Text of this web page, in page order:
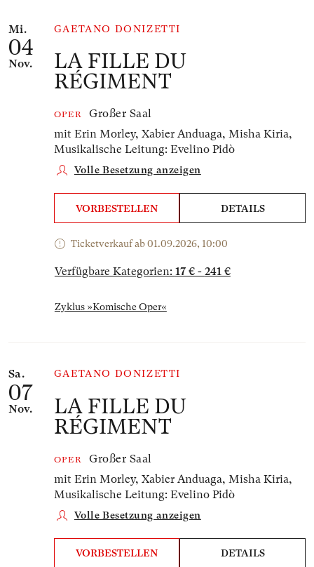
Mi.
04
Nov.
GAETANO DONIZETTI
LA FILLE DU
RÉGIMENT
OPER
Großer Saal
mit Erin Morley, Xabier Anduaga, Misha Kiria,
Musikalische Leitung: Evelino Pidò
Volle Besetzung anzeigen
VORBESTELLEN DETAILS
Ticketverkauf ab 01.09.2026, 10:00
Verfügbare Kategorien: 17 € - 241 €
Zyklus »Komische Oper«
Sa.
07
Nov.
GAETANO DONIZETTI
LA FILLE DU
RÉGIMENT
OPER
Großer Saal
mit Erin Morley, Xabier Anduaga, Misha Kiria,
Musikalische Leitung: Evelino Pidò
Volle Besetzung anzeigen
VORBESTELLEN DETAILS